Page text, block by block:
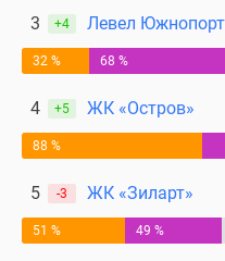
3 +4 Левел
32 % 68 %
4 +5 ЖК «Остров»
88 %
5 -3 ЖК «Зиларт»
51 % 49 %